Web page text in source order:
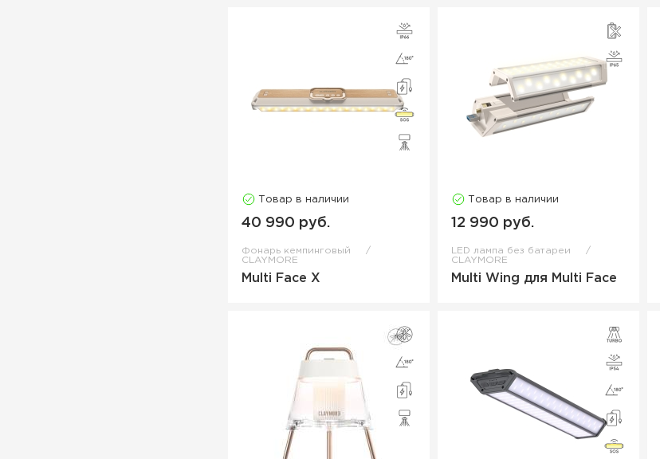
Товар в наличии
40 990 руб.
Фонарь кемпинговый
CLAYMORE
Multi Face X
Товар в наличии
12 990 руб.
LED лампа без батареи
CLAYMORE
Multi Wing для Multi Face